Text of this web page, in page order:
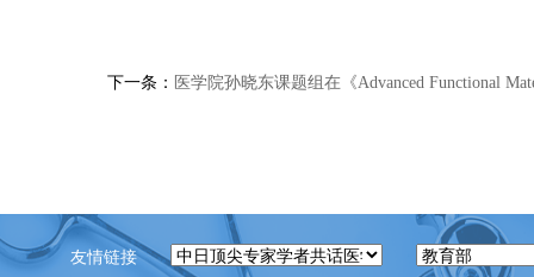
下一条： 医学院孙晓东课题组在《Advanced Functional
友情链接